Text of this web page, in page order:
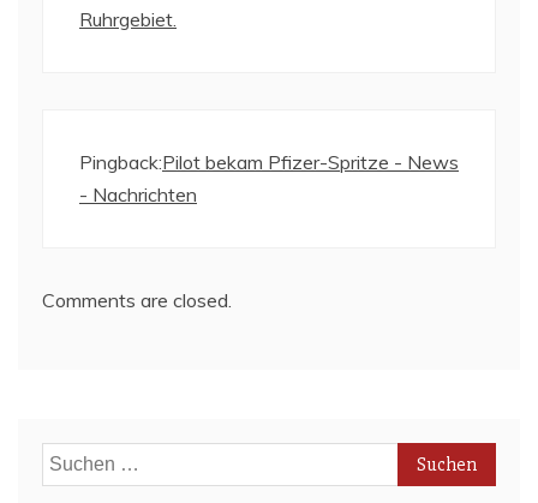
Ruhrgebiet.
Pingback:Pilot bekam Pfizer-Spritze - News
- Nachrichten
Comments are closed.
Suchen
nach: